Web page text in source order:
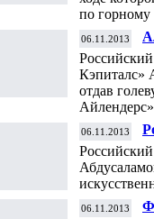
по горному
06.11.2013
Кэпиталс»
отдав
06.11.2013
06.11.2013